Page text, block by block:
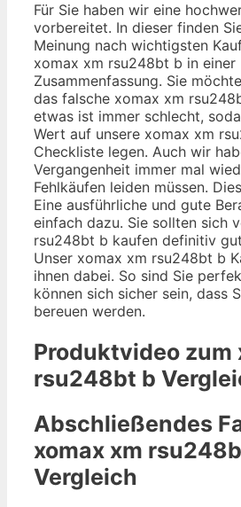
Für Sie haben wir eine
vorbereitet. In dieser finden
Meinung nach wichtigsten
xomax xm rsu248bt b in einer
Zusammenfassung. Sie
das falsche xomax xm
etwas ist immer schlecht,
Wert auf unsere xomax xm
Checkliste legen. Auch wir
Vergangenheit immer mal
Fehlkäufen leiden müssen.
Eine ausführliche und gute
einfach dazu. Sie sollten sich
rsu248bt b kaufen definitiv
Unser xomax xm rsu248bt b
ihnen dabei. So sind Sie
können sich sicher sein, dass
bereuen werden.
Produktvideo zum
rsu248bt b
Abschließendes
xomax xm
Vergleich